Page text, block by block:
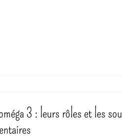
3 : leurs rôles et les